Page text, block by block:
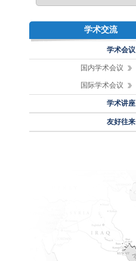
学术交流
学术会议
国内学术会议
国际学术会议
学术讲座
友好往来